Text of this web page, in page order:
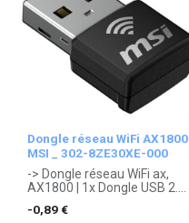
Dongle réseau WiFi AX1800
MSI _ 302-8ZE30XE-000
-> Dongle réseau WiFi ax,
AX1800 | 1x Dongle USB 2.0
. Garantie 2 ans
- 0,89€